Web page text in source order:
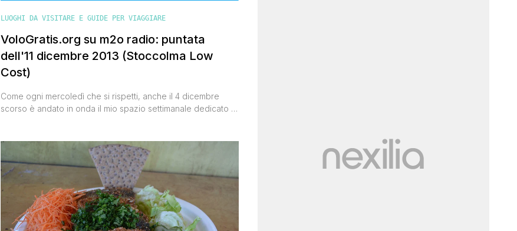
LUOGHI DA VISITARE E GUIDE PER VIAGGIARE
VoloGratis.org su m2o radio: puntata
dell'11 dicembre 2013 (Stoccolma Low
Cost)
Come ogni mercoledì che si rispetti, anche il 4 dicembre
scorso è andato in onda il mio spazio settimanale dedicato ai
Fresco fresco del weekend trascorso a Stoccolma, ho dato
qualche dritta per visitare low cost la [']